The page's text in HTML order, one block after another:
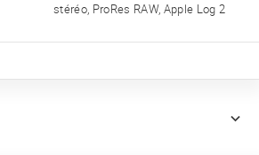
stéréo, ProRes RAW, Apple Log 2